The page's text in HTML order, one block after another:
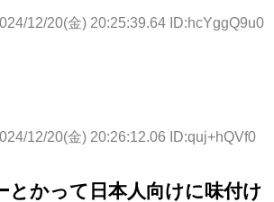
12/20(金) 20:25:39.64 ID:hcYggQ9u0
12/20(金) 20:26:12.06 ID:quj+hQVf0
とかって日本人向けに味付け